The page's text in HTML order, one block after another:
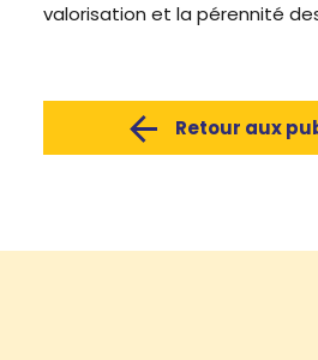
valorisation et la pérennité
Retour aux